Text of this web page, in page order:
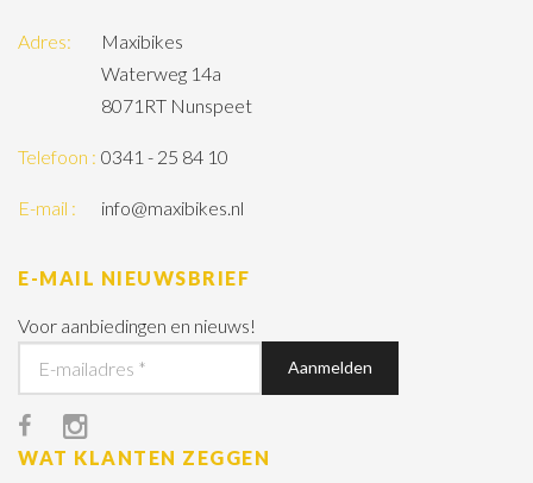
Adres:
Maxibikes
Waterweg 14a
8071RT Nunspeet
Telefoon : 0341 - 25 84 10
E-mail : info@maxibikes.nl
E-MAIL NIEUWSBRIEF
Voor aanbiedingen en nieuws!
WAT KLANTEN ZEGGEN